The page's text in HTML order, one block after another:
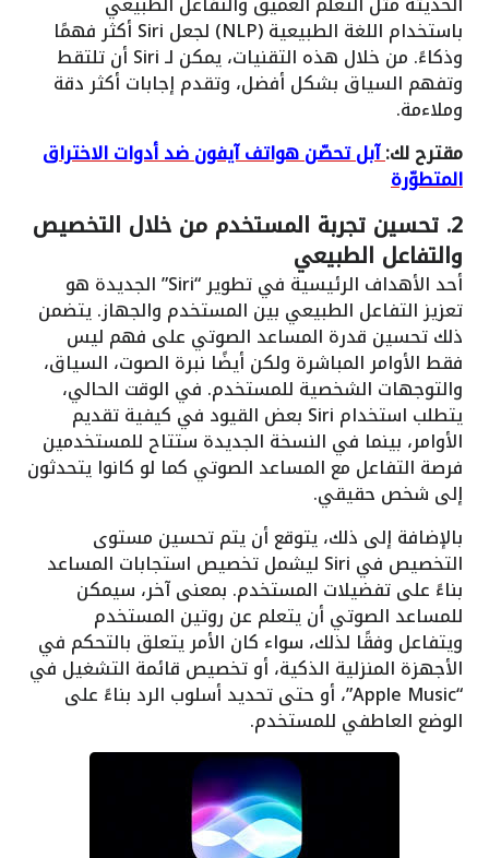
باستخدام اللغة الطبيعية (NLP) لجعل Siri أكثر فهمًا
وذكاءً. من خلال هذه التقنيات، يمكن لـ Siri أن تلتقط
وتفهم السياق بشكل أفضل، وتقدم إجابات أكثر دقة
وملاءمة.
مقترح لك:آبل تحصّن هواتف آيفون ضد أدوات الاختراق
المتطوّرة
2. تحسين تجربة المستخدم من خلال التخصيص
والتفاعل الطبيعي
أحد الأهداف الرئيسية في تطوير “Siri” الجديدة هو
تعزيز التفاعل الطبيعي بين المستخدم والجهاز. يتضمن
ذلك تحسين قدرة المساعد الصوتي على فهم ليس
فقط الأوامر المباشرة ولكن أيضًا نبرة الصوت، السياق،
والتوجهات الشخصية للمستخدم. في الوقت الحالي،
يتطلب استخدام Siri بعض القيود في كيفية تقديم
الأوامر، بينما في النسخة الجديدة ستتاح للمستخدمين
فرصة التفاعل مع المساعد الصوتي كما لو كانوا يتحدثون
إلى شخص حقيقي.
بالإضافة إلى ذلك، يتوقع أن يتم تحسين مستوى
التخصيص في Siri ليشمل تخصيص استجابات المساعد
بناءً على تفضيلات المستخدم. بمعنى آخر، سيمكن
للمساعد الصوتي أن يتعلم عن روتين المستخدم
ويتفاعل وفقًا لذلك، سواء كان الأمر يتعلق بالتحكم في
الأجهزة المنزلية الذكية، أو تخصيص قائمة التشغيل في
“Apple Music”، أو حتى تحديد أسلوب الرد بناءً على
الوضع العاطفي للمستخدم.